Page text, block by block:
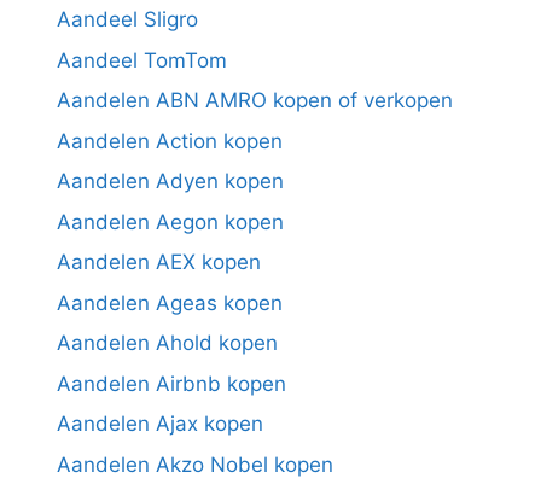
Aandeel Sligro
Aandeel TomTom
Aandelen ABN AMRO kopen of verkopen
Aandelen Action kopen
Aandelen Adyen kopen
Aandelen Aegon kopen
Aandelen AEX kopen
Aandelen Ageas kopen
Aandelen Ahold kopen
Aandelen Airbnb kopen
Aandelen Ajax kopen
Aandelen Akzo Nobel kopen